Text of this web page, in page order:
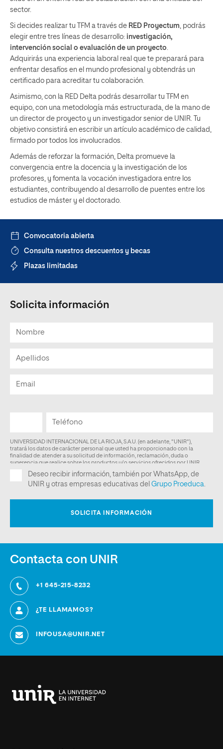
sector.
Si decides realizar tu TFM a través de RED Proyectum, podrás
elegir entre tres líneas de desarrollo: investigación,
intervención social o evaluación de un proyecto.
Adquirirás una experiencia laboral real que te preparará para
enfrentar desafíos en el mundo profesional y obtendrás un
certificado para acreditar tu colaboración.
Asimismo, con la RED Delta podrás desarrollar tu TFM en
equipo, con una metodología más estructurada, de la mano de
un director de proyecto y un investigador senior de UNIR. Tu
objetivo consistirá en escribir un artículo académico de calidad,
firmado por todos los involucrados.
Además de reforzar la formación, Delta promueve la
convergencia entre la docencia y la investigación de los
profesores, y fomenta la vocación investigadora entre los
estudiantes, contribuyendo al desarrollo de puentes entre los
estudios de máster y el doctorado.
Convocatoria abierta
Consulta nuestros descuentos y becas
Plazas limitadas
Solicita información
Contacta con UNIR
+1 645-215-8232
¿TE LLAMAMOS?
INFOUSA@UNIR.NET